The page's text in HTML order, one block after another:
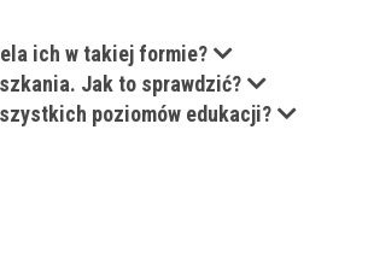
Minimum
ich w takiej formie?
Jak to sprawdzić?
poziomów edukacji?